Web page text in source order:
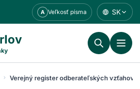
A Veľkosť písma SK
Verejný register odberateľských vzťahov